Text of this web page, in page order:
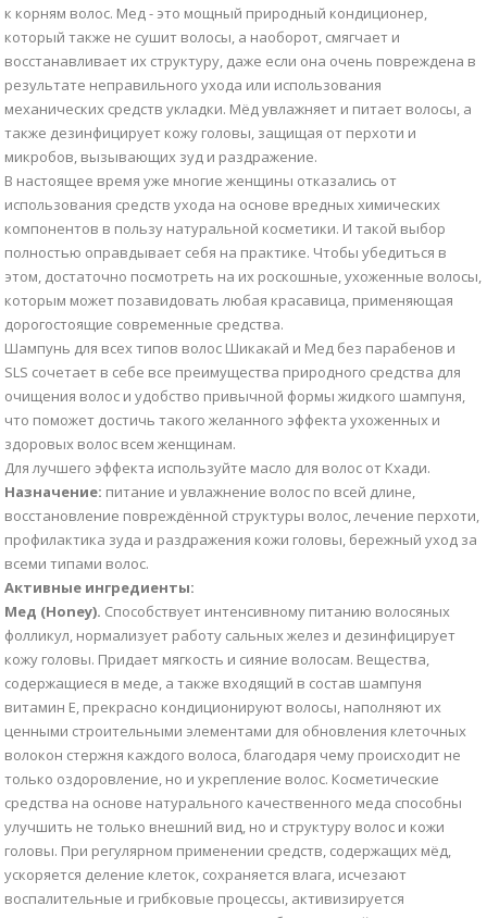
к корням волос. Мед - это мощный природный кондиционер,
который также не сушит волосы, а наоборот, смягчает и
восстанавливает их структуру, даже если она очень повреждена в
результате неправильного ухода или использования
механических средств укладки. Мёд увлажняет и питает волосы, а
также дезинфицирует кожу головы, защищая от перхоти и
микробов, вызывающих зуд и раздражение.
В настоящее время уже многие женщины отказались от
использования средств ухода на основе вредных химических
компонентов в пользу натуральной косметики. И такой выбор
полностью оправдывает себя на практике. Чтобы убедиться в
этом, достаточно посмотреть на их роскошные, ухоженные волосы,
которым может позавидовать любая красавица, применяющая
дорогостоящие современные средства.
Шампунь для всех типов волос Шикакай и Мед без парабенов и
SLS сочетает в себе все преимущества природного средства для
очищения волос и удобство привычной формы жидкого шампуня,
что поможет достичь такого желанного эффекта ухоженных и
здоровых волос всем женщинам.
Для лучшего эффекта используйте масло для волос от Кхади.
Назначение: питание и увлажнение волос по всей длине,
восстановление повреждённой структуры волос, лечение перхоти,
профилактика зуда и раздражения кожи головы, бережный уход за
всеми типами волос.
Активные ингредиенты:
Мед (Honey). Способствует интенсивному питанию волосяных
фолликул, нормализует работу сальных желез и дезинфицирует
кожу головы. Придает мягкость и сияние волосам. Вещества,
содержащиеся в меде, а также входящий в состав шампуня
витамин Е, прекрасно кондиционируют волосы, наполняют их
ценными строительными элементами для обновления клеточных
волокон стержня каждого волоса, благодаря чему происходит не
только оздоровление, но и укрепление волос. Косметические
средства на основе натурального качественного меда способны
улучшить не только внешний вид, но и структуру волос и кожи
головы. При регулярном применении средств, содержащих мёд,
ускоряется деление клеток, сохраняется влага, исчезают
воспалительные и грибковые процессы, активизируется